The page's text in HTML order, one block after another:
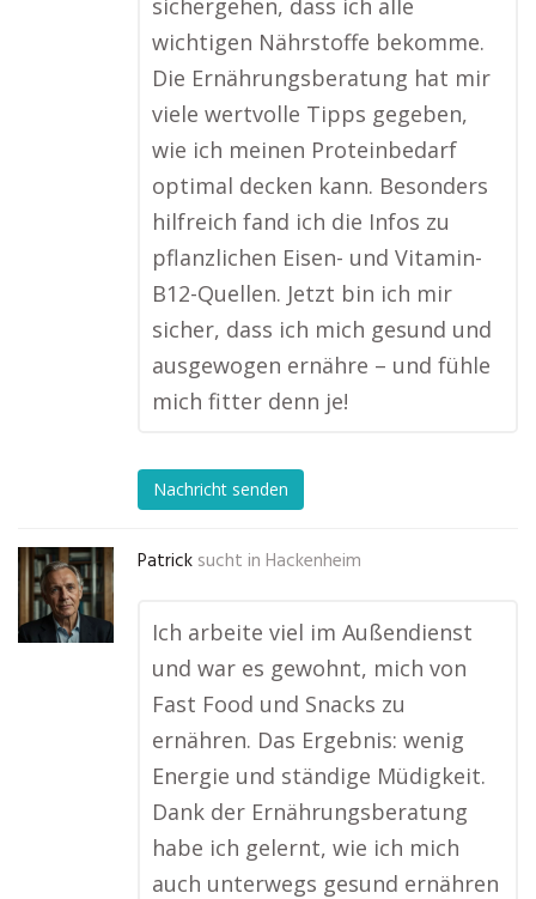
sichergehen, dass ich alle
wichtigen Nährstoffe bekomme.
Die Ernährungsberatung hat mir
viele wertvolle Tipps gegeben,
wie ich meinen Proteinbedarf
optimal decken kann. Besonders
hilfreich fand ich die Infos zu
pflanzlichen Eisen- und Vitamin-
B12-Quellen. Jetzt bin ich mir
sicher, dass ich mich gesund und
ausgewogen ernähre – und fühle
mich fitter denn je!
Nachricht senden
Patrick sucht in Hackenheim
Ich arbeite viel im Außendienst
und war es gewohnt, mich von
Fast Food und Snacks zu
ernähren. Das Ergebnis: wenig
Energie und ständige Müdigkeit.
Dank der Ernährungsberatung
habe ich gelernt, wie ich mich
auch unterwegs gesund ernähren